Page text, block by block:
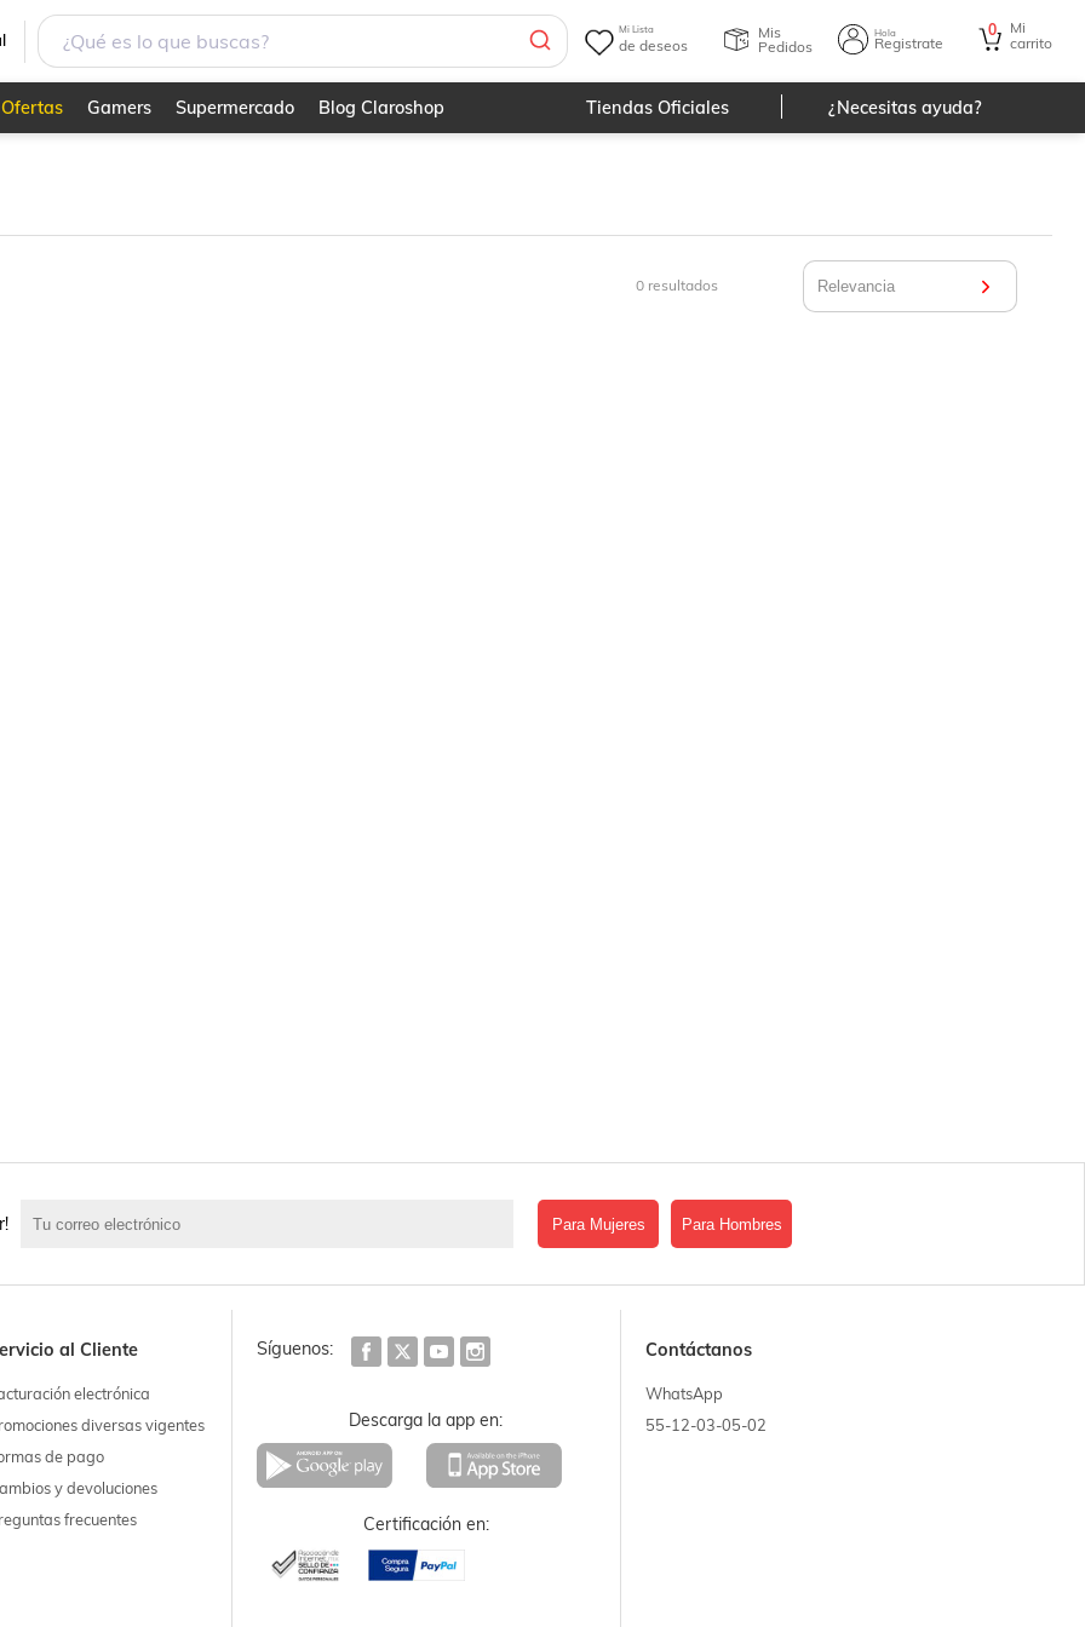
Mi Lista
de deseos
Mis
Pedidos
Hola
Registrate
0
Mi
carrito
Ofertas Gamers Supermercado Blog Claroshop Tiendas Oficiales ¿Necesitas ayuda?
0resultados
Para Mujeres Para Hombres
al Cliente
electrónica
diversas vigentes
de pago
y devoluciones
frecuentes
Síguenos:
Descarga la app en:
Certificación en:
Contáctanos
WhatsApp
55-12-03-05-02